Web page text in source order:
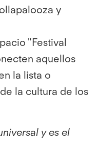
y
"Festival
aquellos
la lista o
la cultura de los
y es el